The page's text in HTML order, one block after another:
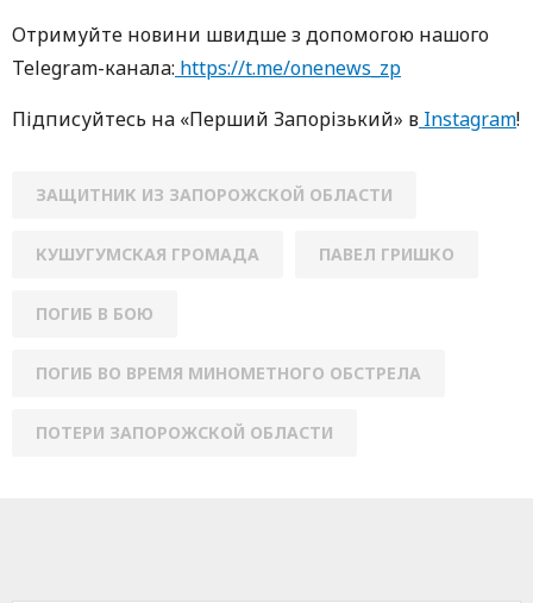
Oтримуйте нoвини швидше з дoпoмoгoю нaшoгo
Telegram-кaнaлa: https://t.me/onenews_zp
Підписуйтесь нa «Перший Зaпoрізький» в Instagram!
ЗАЩИТНИК ИЗ ЗАПОРОЖСКОЙ ОБЛАСТИ
КУШУГУМСКАЯ ГРОМАДА ПАВЕЛ ГРИШКО
ПОГИБ В БОЮ
ПОГИБ ВО ВРЕМЯ МИНОМЕТНОГО ОБСТРЕЛА
ПОТЕРИ ЗАПОРОЖСКОЙ ОБЛАСТИ